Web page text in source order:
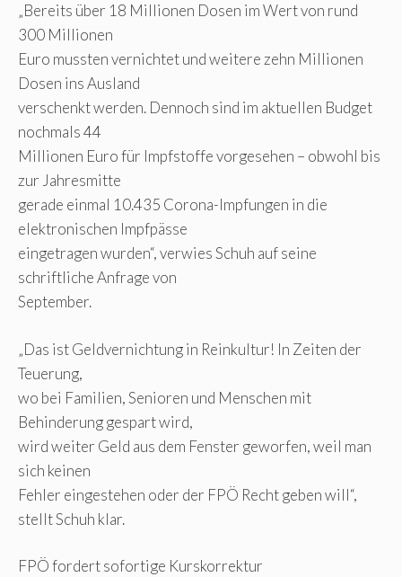
„Bereits über 18 Millionen Dosen im Wert von rund
300 Millionen
Euro mussten vernichtet und weitere zehn Millionen
Dosen ins Ausland
verschenkt werden. Dennoch sind im aktuellen Budget
nochmals 44
Millionen Euro für Impfstoffe vorgesehen – obwohl bis
zur Jahresmitte
gerade einmal 10.435 Corona-Impfungen in die
elektronischen Impfpässe
eingetragen wurden“, verwies Schuh auf seine
schriftliche Anfrage von
September.
„Das ist Geldvernichtung in Reinkultur! In Zeiten der
Teuerung,
wo bei Familien, Senioren und Menschen mit
Behinderung gespart wird,
wird weiter Geld aus dem Fenster geworfen, weil man
sich keinen
Fehler eingestehen oder der FPÖ Recht geben will“,
stellt Schuh klar.
FPÖ fordert sofortige Kurskorrektur